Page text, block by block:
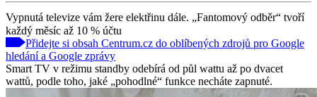
Vypnutá televize vám žere elektřinu dále. „Fantomový odběr“ tvoří
každý měsíc až 10 % účtu
Přidejte si obsah Centrum.cz do oblíbených zdrojů pro Google
hledání a Google zprávy
Smart TV v režimu standby odebírá od půl wattu až po dvacet
wattů, podle toho, jaké „pohodlné“ funkce necháte zapnuté.